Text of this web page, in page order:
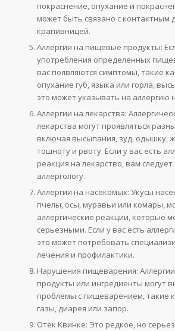
покраснение, опухание и
может быть связано с контактным
крапивницей.
Аллергии на пищевые продукты:
употребления определенных
вас появляются симптомы, такие
опухание губ, языка или горла,
это может указывать на аллергию
Аллергии на лекарства:
лекарства могут проявляться
включая высыпания, зуд, одышку,
тошноту и рвоту. Если у вас есть
реакция на лекарство, вам следует
аллергологу.
Аллергии на насекомых: Укусы
пчелы, осы, муравьи или комары,
аллергические реакции, которые
серьезными. Если у вас есть
это может потребовать
лечения и профилактики.
Нарушения пищеварения:
продукты или ингредиенты могут
проблемы с пищеварением, такие
газы, диарея или запор.
Отек Квинке: Это редкое, но